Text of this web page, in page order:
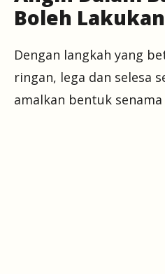
Boleh Lakukan
Dengan langkah yang
ringan, lega dan selesa
amalkan bentuk senama